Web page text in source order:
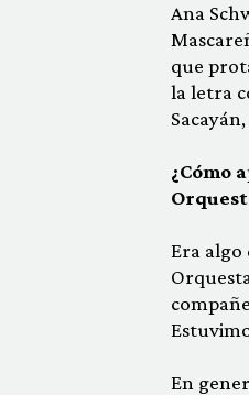
Ana
que
la letra
¿Cómo
Era algo
En